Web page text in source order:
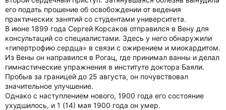
его подать прошение об освобождении от ведения
практических занятий со студентами университета.
В июне 1899 года Сергей Корсаков отправился в Вену для
консультаций со специалистами. Здесь у него обнаружили
«гипертрофию сердца» в связи с ожирением и миокардитом.
Из Вены он направился в Рогац, где принимал ванны и делал
гимнастические упражнения в институте доктора Баяли.
Пробыв за границей до 25 августа, он почувствовал
значительное улучшение.
Однако с наступлением нового, 1900 года его состояние
ухудшилось, и 1 (14) мая 1900 года он умер.